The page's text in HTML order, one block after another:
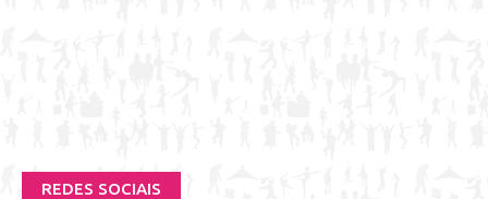
REDES SOCIAIS